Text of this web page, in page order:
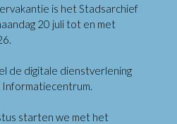
is het Stadsarchief
20 juli tot en met
de digitale dienstverlening
starten we met het